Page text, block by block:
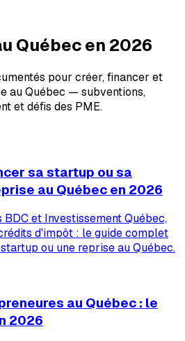
Québec en 2026
pour créer, financer et
au Québec — subventions,
et défis des PME.
sa startup ou sa
au Québec en 2026
et Investissement Québec,
d'impôt : le guide complet
ou une reprise au Québec.
au Québec : le
2026